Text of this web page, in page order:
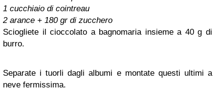
1 cucchiaio di cointreau
2 arance + 180 gr di zucchero
Sciogliete il cioccolato a bagnomaria insieme a 40 g di
burro.
Separate i tuorli dagli albumi e montate questi ultimi a
neve fermissima.